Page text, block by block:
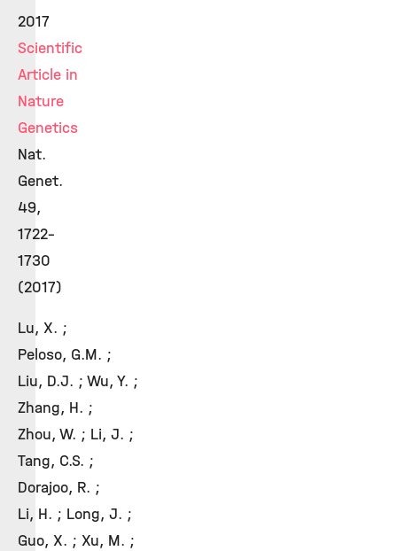
2017
Scientific
Article in
Nature
Genetics
Nat.
Genet.
49,
1722–
1730
(2017)
Lu, X. ;
Peloso, G.M. ;
Liu, D.J. ; Wu, Y. ;
Zhang, H. ;
Zhou, W. ; Li, J. ;
Tang, C.S. ;
Dorajoo, R. ;
Li, H. ; Long, J. ;
Guo, X. ; Xu, M. ;